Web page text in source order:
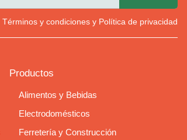
Términos y condiciones y Política de privacidad
Productos
Alimentos y Bebidas
Electrodomésticos
Ferretería y Construcción